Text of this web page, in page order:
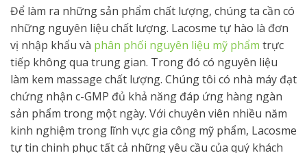
Để làm ra những sản phẩm chất lượng, chúng ta cần có
những nguyên liệu chất lượng. Lacosme tự hào là đơn
vị nhập khẩu và phân phối nguyên liệu mỹ phẩm trực
tiếp không qua trung gian. Trong đó có nguyên liệu
làm kem massage chất lượng. Chúng tôi có nhà máy đạt
chứng nhận c-GMP đủ khả năng đáp ứng hàng ngàn
sản phẩm trong một ngày. Với chuyên viên nhiều năm
kinh nghiệm trong lĩnh vực gia công mỹ phẩm, Lacosme
tự tin chinh phục tất cả những yêu cầu của quý khách